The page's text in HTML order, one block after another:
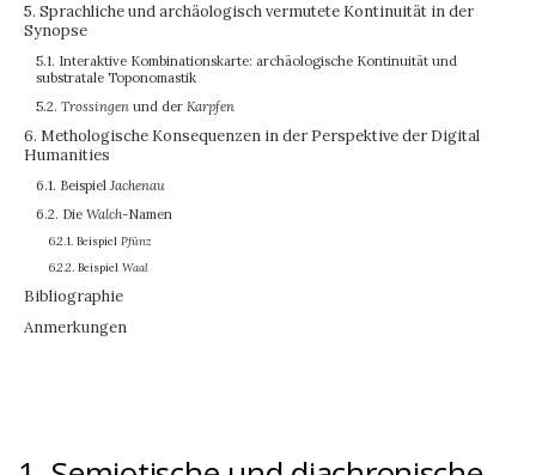
5. Sprachliche und archäologisch vermutete Kontinuität in der
Synopse
5.1. Interaktive Kombinationskarte: archäologische Kontinuität und
substratale Toponomastik
5.2. Trossingen und der Karpfen
6. Methologische Konsequenzen in der Perspektive der Digital
Humanities
6.1. Beispiel Jachenau
6.2. Die Walch-Namen
6.2.1. Beispiel Pfünz
6.2.2. Beispiel Waal
Bibliographie
Anmerkungen